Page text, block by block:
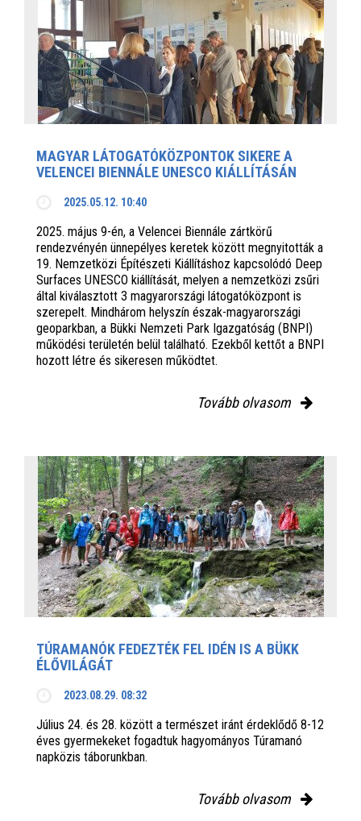
MAGYAR LÁTOGATÓKÖZPONTOK SIKERE A
VELENCEI BIENNÁLE UNESCO KIÁLLÍTÁSÁN
2025.05.12. 10:40
2025. május 9-én, a Velencei Biennále zártkörű
rendezvényén ünnepélyes keretek között megnyitották a
19. Nemzetközi Építészeti Kiállításhoz kapcsolódó Deep
Surfaces UNESCO kiállítását, melyen a nemzetközi zsűri
által kiválasztott 3 magyarországi látogatóközpont is
szerepelt. Mindhárom helyszín észak-magyarországi
geoparkban, a Bükki Nemzeti Park Igazgatóság (BNPI)
működési területén belül található. Ezekből kettőt a BNPI
hozott létre és sikeresen működtet.
Tovább olvasom
TÚRAMANÓK FEDEZTÉK FEL IDÉN IS A BÜKK
ÉLŐVILÁGÁT
2023.08.29. 08:32
Július 24. és 28. között a természet iránt érdeklődő 8-12
éves gyermekeket fogadtuk hagyományos Túramanó
napközis táborunkban.
Tovább olvasom